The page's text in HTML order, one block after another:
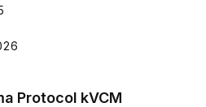
Protocol kVCM